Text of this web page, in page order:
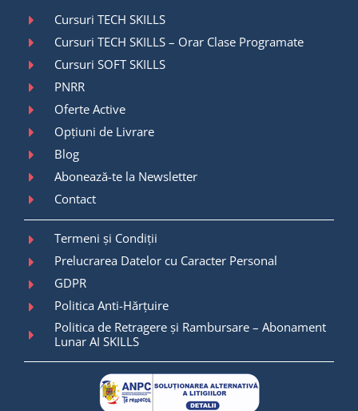
Cursuri TECH SKILLS
Cursuri TECH SKILLS – Orar Clase Programate
Cursuri SOFT SKILLS
PNRR
Oferte Active
Opțiuni de Livrare
Blog
Abonează-te la Newsletter
Contact
Termeni și Condiții
Prelucrarea Datelor cu Caracter Personal
GDPR
Politica Anti-Hărțuire
Politica de Retragere și Rambursare – Abonament
Lunar AI SKILLS